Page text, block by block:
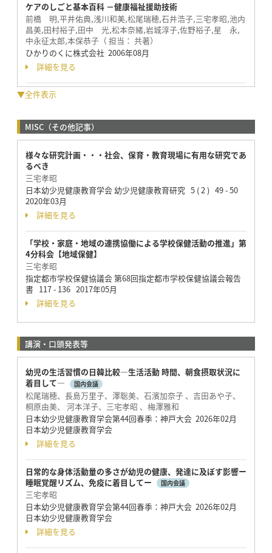
ケアのしごと基本百科 －健康福祉援助技術
前橋 明,平井佑典,浅川和美,松尾瑞穂,石井浩子,三宅孝昭,池内
昌美,田村裕子,田中 光,松本奈緒,岩城淳子,佐野裕子,星 永,
中永征太郎,本保恭子（ 担当： 共著）
ひかりのくに株式会社 2006年08月
詳細を見る
▼全件表示
MISC（その他記事）
様々な研究計画・・・社会、保育・教育現場に有用な研究であ
るべき
三宅孝昭
日本幼少児健康教育学会 幼少児健康教育研究 5 ( 2 ) 49 - 50
2020年03月
詳細を見る
「学校・家庭・地域の連携協働による学校保健活動の推進」第
4分科会【地域保健】
三宅孝昭
指定都市学校保健協議会 第68回指定都市学校保健協議会報告
書 117 - 136 2017年05月
詳細を見る
講演・口頭発表等
幼児の生活習慣の日韓比較―生活活動 時間、朝食摂取状況に
着目して―
国内会議
松尾瑞穂、長島万里子、澤聡美、石濱加奈子 、吉田あや子、
桐原由美、 河本洋子、三宅孝昭 、梅澤雅和
日本幼少児健康教育学会第44回春季：神戸大会 2026年02月
日本幼少児健康教育学会
詳細を見る
日常的な身体活動量の多さが幼児の健康、発達に及ぼす影響ー
睡眠覚醒リズム、免疫に着目してー
国内会議
三宅孝昭
日本幼少児健康教育学会第44回春季：神戸大会 2026年02月
日本幼少児健康教育学会
詳細を見る